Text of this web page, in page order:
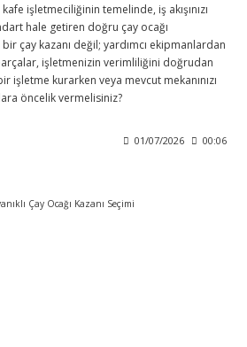
işletmeciliğinin temelinde, iş akışınızı
hale getiren doğru çay ocağı
çay kazanı değil; yardımcı ekipmanlardan
işletmenizin verimliliğini doğrudan
işletme kurarken veya mevcut mekanınızı
öncelik vermelisiniz?
01/07/2026 00:06